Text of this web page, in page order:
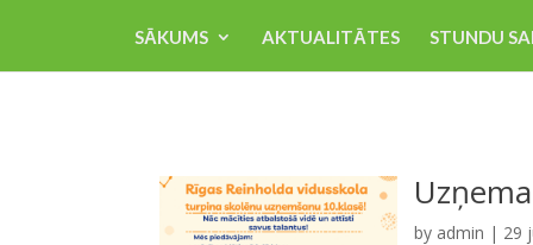
SĀKUMS AKTUALITĀTES STUNDU
by admin | 29